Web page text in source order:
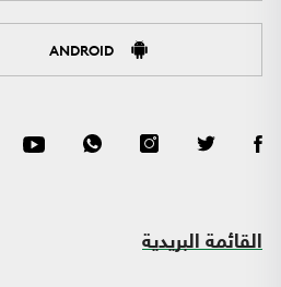
ANDROID
القائمة البريدية